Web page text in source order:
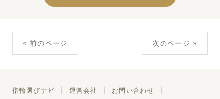
« 前のページ 次のページ »
指輪選びナビ 運営会社
お問い合わせ